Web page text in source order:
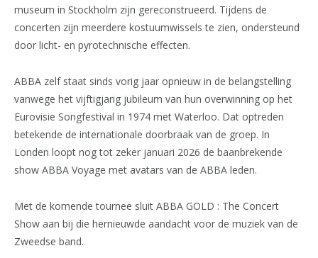
museum in Stockholm zijn gereconstrueerd. Tijdens de
concerten zijn meerdere kostuumwissels te zien, ondersteund
door licht- en pyrotechnische effecten.
ABBA zelf staat sinds vorig jaar opnieuw in de belangstelling
vanwege het vijftigjarig jubileum van hun overwinning op het
Eurovisie Songfestival in 1974 met Waterloo. Dat optreden
betekende de internationale doorbraak van de groep. In
Londen loopt nog tot zeker januari 2026 de baanbrekende
show ABBA Voyage met avatars van de ABBA leden.
Met de komende tournee sluit ABBA GOLD : The Concert
Show aan bij die hernieuwde aandacht voor de muziek van de
Zweedse band.